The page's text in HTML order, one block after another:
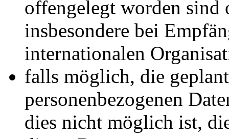
offengelegt worden sind
insbesondere bei
internationalen
falls möglich, die
personenbezogenen
dies nicht möglich ist,